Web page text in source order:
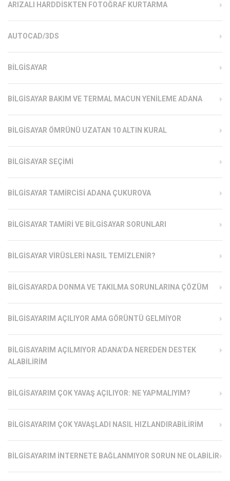
ARIZALI HARDDISKTEN FOTOĞRAF KURTARMA
AUTOCAD/3DS
BILGISAYAR
BILGISAYAR BAKIM VE TERMAL MACUN YENILEME ADANA
BILGISAYAR ÖMRÜNÜ UZATAN 10 ALTIN KURAL
BILGISAYAR SEÇIMI
BILGISAYAR TAMIRCISI ADANA ÇUKUROVA
BILGISAYAR TAMIRI VE BILGISAYAR SORUNLARI
BILGISAYAR VIRÜSLERI NASIL TEMIZLENIR?
BILGISAYARDA DONMA VE TAKILMA SORUNLARINA ÇÖZÜM
BILGISAYARIM AÇILIYOR AMA GÖRÜNTÜ GELMIYOR
BILGISAYARIM AÇILMIYOR ADANA’DA NEREDEN DESTEK
ALABILIRIM
BILGISAYARIM ÇOK YAVAŞ AÇILIYOR: NE YAPMALIYIM?
BILGISAYARIM ÇOK YAVAŞLADI NASIL HIZLANDIRABILIRIM
BILGISAYARIM İNTERNETE BAĞLANMIYOR SORUN NE OLABILIR